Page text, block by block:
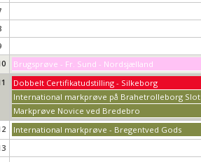
Brugsprøve - Fr. Sund - Nordsjælland
Dobbelt Certifikatudstilling - Silkeborg
International markprøve på Brahetrolleborg Slot
Markprøve Novice ved Bredebro
International markprøve - Bregentved Gods